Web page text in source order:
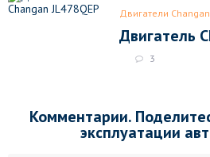
Двигатели Changan
Двигатель
3
Комментарии.
эксплуатации